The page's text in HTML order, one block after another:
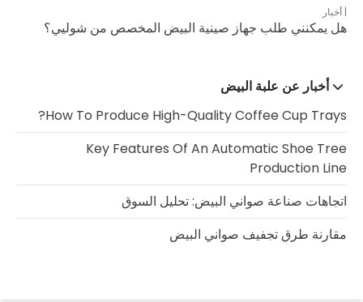
أخبار
هل يمكنني طلب جهاز صينية البيض المخصص من شوليي؟
أخبار عن علبة البيض
How To Produce High-Quality Coffee Cup Trays?
Key Features Of An Automatic Shoe Tree
Production Line
اتجاهات صناعة صواني البيض: تحليل السوق
مقارنة طرق تجفيف صواني البيض